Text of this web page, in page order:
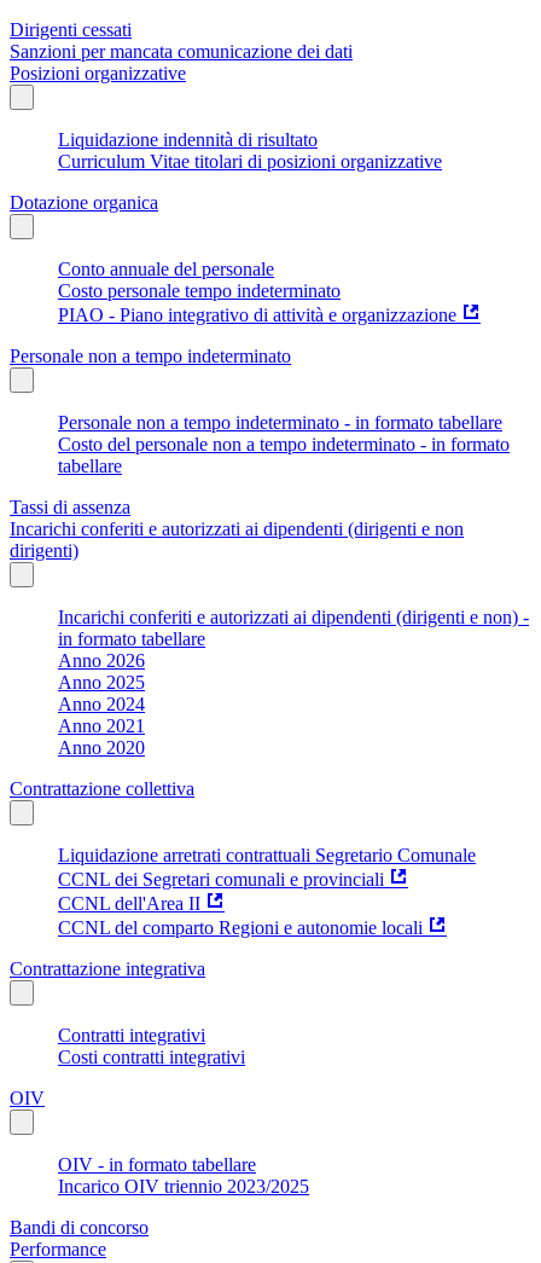
Dirigenti cessati
Sanzioni per mancata comunicazione dei dati
Posizioni organizzative
Liquidazione indennità di risultato
Curriculum Vitae titolari di posizioni organizzative
Dotazione organica
Conto annuale del personale
Costo personale tempo indeterminato
PIAO - Piano integrativo di attività e organizzazione
Personale non a tempo indeterminato
Personale non a tempo indeterminato - in formato tabellare
Costo del personale non a tempo indeterminato - in formato
tabellare
Tassi di assenza
Incarichi conferiti e autorizzati ai dipendenti (dirigenti e non
dirigenti)
Incarichi conferiti e autorizzati ai dipendenti (dirigenti e non) -
in formato tabellare
Anno 2026
Anno 2025
Anno 2024
Anno 2021
Anno 2020
Contrattazione collettiva
Liquidazione arretrati contrattuali Segretario Comunale
CCNL dei Segretari comunali e provinciali
CCNL dell'Area II
CCNL del comparto Regioni e autonomie locali
Contrattazione integrativa
Contratti integrativi
Costi contratti integrativi
OIV
OIV - in formato tabellare
Incarico OIV triennio 2023/2025
Bandi di concorso
Performance